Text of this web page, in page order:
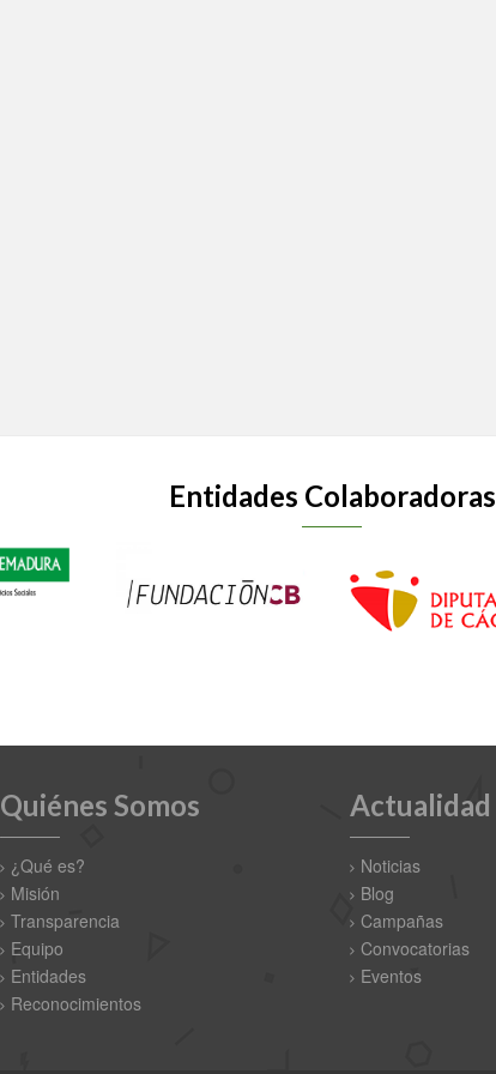
Entidades Colaboradoras
Quiénes Somos
¿Qué es?
Misión
Transparencia
Equipo
Entidades
Reconocimientos
Actualidad
Noticias
Blog
Campañas
Convocatorias
Eventos